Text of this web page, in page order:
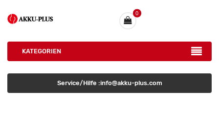
0
KATEGORIEN
Service/Hilfe :info@akku-plus.com